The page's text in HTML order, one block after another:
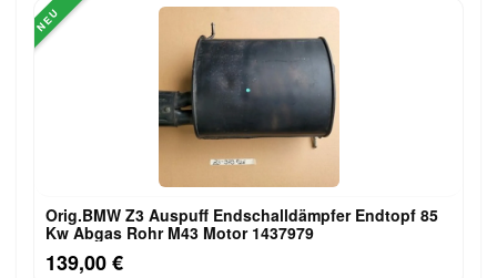
NEU
Orig.BMW Z3 Auspuff Endschalldämpfer Endtopf 85
Kw Abgas Rohr M43 Motor 1437979
139,00 €